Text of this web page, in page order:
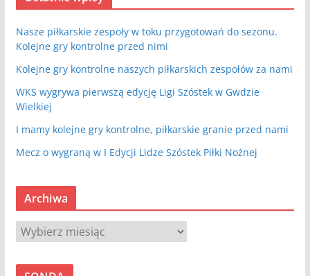
Nasze piłkarskie zespoły w toku przygotowań do sezonu.
Kolejne gry kontrolne przed nimi
Kolejne gry kontrolne naszych piłkarskich zespołów za nami
WKS wygrywa pierwszą edycję Ligi Szóstek w Gwdzie
Wielkiej
I mamy kolejne gry kontrolne, piłkarskie granie przed nami
Mecz o wygraną w I Edycji Lidze Szóstek Piłki Nożnej
Archiwa
A
r
c